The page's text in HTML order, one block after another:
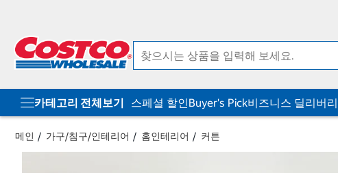
카테고리 전체보기 스페셜 할인Buyer's Pick비즈니스 딜리버리
메인 가구/침구/인테리어 홈인테리어 커튼